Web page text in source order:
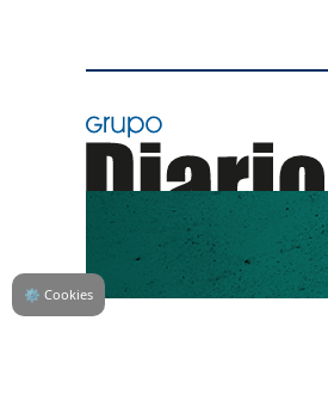
⚙ Cookies